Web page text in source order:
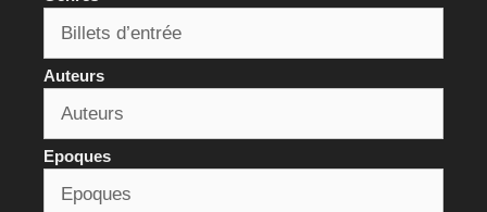
Auteurs
Epoques